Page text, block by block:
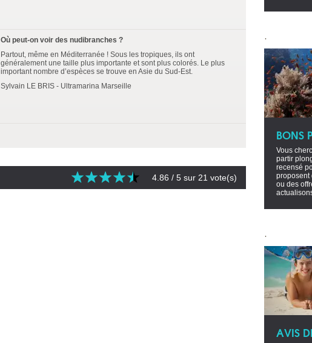
Où peut-on voir des nudibranches ?
Partout, même en Méditerranée ! Sous les tropiques, ils ont
généralement une taille plus importante et sont plus colorés. Le plus
important nombre d’espèces se trouve en Asie du Sud-Est.
Sylvain LE BRIS - Ultramarina Marseille
4.86 / 5 sur 21 vote(s)
.
BONS
Vous
partir
recensé
proposent
ou des
.
AVIS